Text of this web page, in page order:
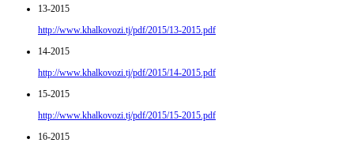
13-2015
http://www.khalkovozi.tj/pdf/2015/13-2015.pdf
14-2015
http://www.khalkovozi.tj/pdf/2015/14-2015.pdf
15-2015
http://www.khalkovozi.tj/pdf/2015/15-2015.pdf
16-2015